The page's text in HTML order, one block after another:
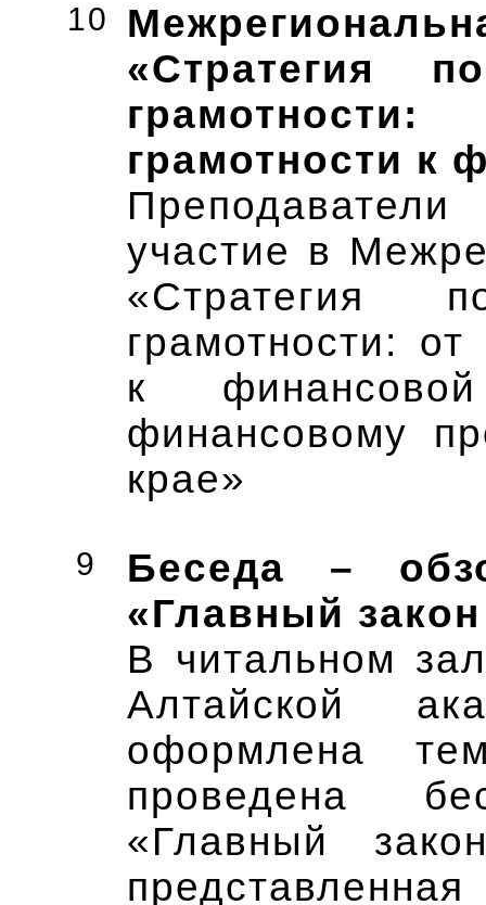
10
«Стратегия
грамотности к
участие в
«Стратегия
грамотности:
к
финансовому
крае»
9
Беседа –
«Главный
В читальном
Алтайской
оформлена
проведена
«Главный